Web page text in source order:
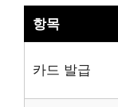
항목
카드 발급